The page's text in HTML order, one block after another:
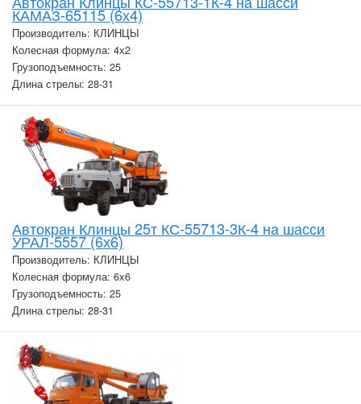
КАМАЗ-65115 (6х4)
Производитель: КЛИНЦЫ
Колесная формула: 4х2
Грузоподъемность: 25
Длина стрелы: 28-31
Автокран Клинцы 25т КС-55713-3К-4 на шасси
УРАЛ-5557 (6х6)
Производитель: КЛИНЦЫ
Колесная формула: 6х6
Грузоподъемность: 25
Длина стрелы: 28-31